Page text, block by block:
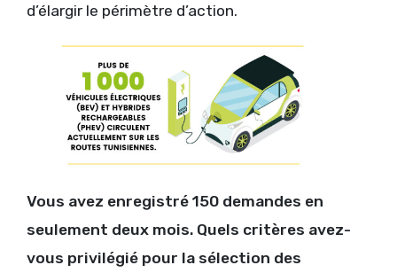
d’élargir le périmètre d’action.
Vous avez enregistré 150 demandes en
seulement deux mois. Quels critères avez-
vous privilégié pour la sélection des